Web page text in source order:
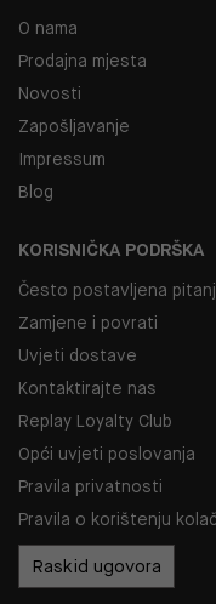
O nama
Prodajna mjesta
Novosti
Zapošljavanje
Impressum
Blog
KORISNIČKA PODRŠKA
Često postavljena
Zamjene i povrati
Uvjeti dostave
Kontaktirajte nas
Replay Loyalty Club
Opći uvjeti poslovanja
Pravila privatnosti
Pravila o korištenju
Raskid ugovora